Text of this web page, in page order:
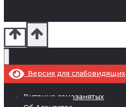
Версия для слабовидящих
Витрина самозанятых